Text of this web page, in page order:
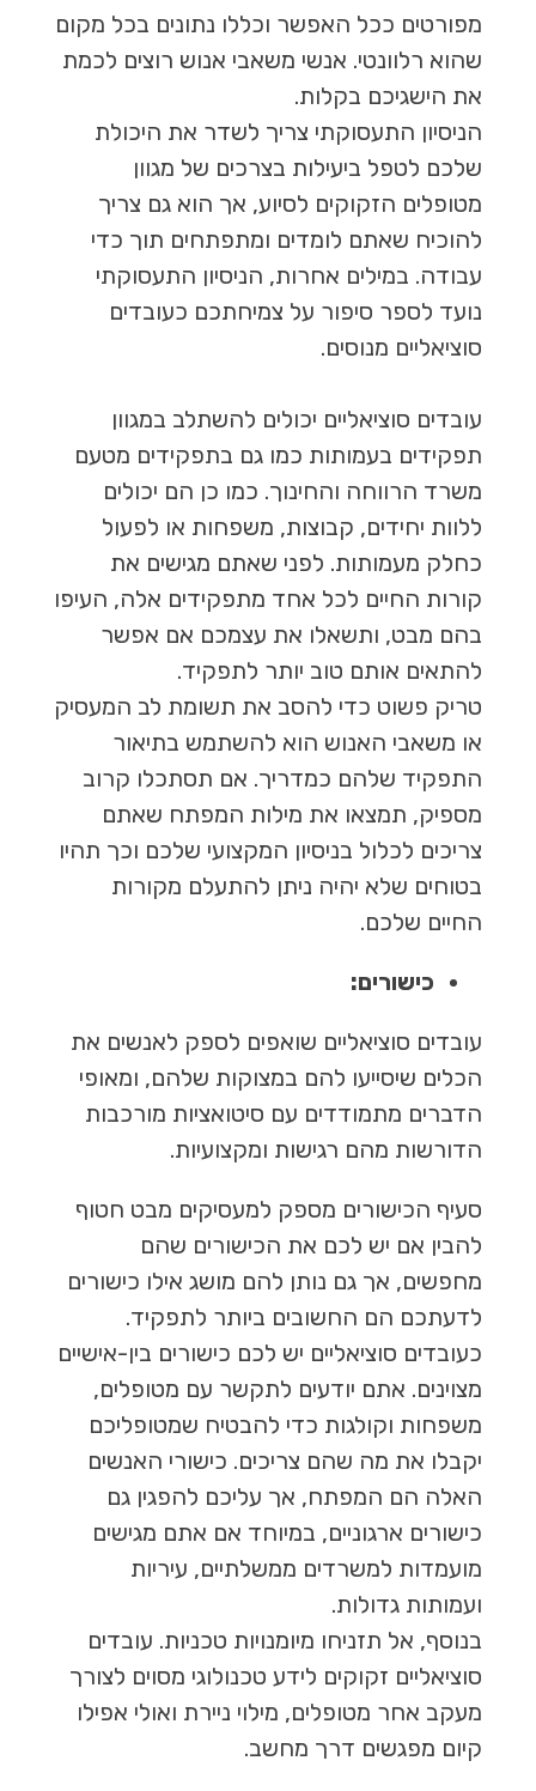
מפורטים ככל האפשר וכללו נתונים בכל מקום
שהוא רלוונטי. אנשי משאבי אנוש רוצים לכמת
את הישגיכם בקלות.
הניסיון התעסוקתי צריך לשדר את היכולת
שלכם לטפל ביעילות בצרכים של מגוון
מטופלים הזקוקים לסיוע, אך הוא גם צריך
להוכיח שאתם לומדים ומתפתחים תוך כדי
עבודה. במילים אחרות, הניסיון התעסוקתי
נועד לספר סיפור על צמיחתכם כעובדים
סוציאליים מנוסים.
עובדים סוציאליים יכולים להשתלב במגוון
תפקידים בעמותות כמו גם בתפקידים מטעם
משרד הרווחה והחינוך. כמו כן הם יכולים
ללוות יחידים, קבוצות, משפחות או לפעול
כחלק מעמותות. לפני שאתם מגישים את
קורות החיים לכל אחד מתפקידים אלה, העיפו
בהם מבט, ותשאלו את עצמכם אם אפשר
להתאים אותם טוב יותר לתפקיד.
טריק פשוט כדי להסב את תשומת לב המעסיק
או משאבי האנוש הוא להשתמש בתיאור
התפקיד שלהם כמדריך. אם תסתכלו קרוב
מספיק, תמצאו את מילות המפתח שאתם
צריכים לכלול בניסיון המקצועי שלכם וכך תהיו
בטוחים שלא יהיה ניתן להתעלם מקורות
החיים שלכם.
כישורים:
עובדים סוציאליים שואפים לספק לאנשים את
הכלים שיסייעו להם במצוקות שלהם, ומאופי
הדברים מתמודדים עם סיטואציות מורכבות
הדורשות מהם רגישות ומקצועיות.
סעיף הכישורים מספק למעסיקים מבט חטוף
להבין אם יש לכם את הכישורים שהם
מחפשים, אך גם נותן להם מושג אילו כישורים
לדעתכם הם החשובים ביותר לתפקיד.
כעובדים סוציאליים יש לכם כישורים בין-אישיים
מצוינים. אתם יודעים לתקשר עם מטופלים,
משפחות וקולגות כדי להבטיח שמטופליכם
יקבלו את מה שהם צריכים. כישורי האנשים
האלה הם המפתח, אך עליכם להפגין גם
כישורים ארגוניים, במיוחד אם אתם מגישים
מועמדות למשרדים ממשלתיים, עיריות
ועמותות גדולות.
בנוסף, אל תזניחו מיומנויות טכניות. עובדים
סוציאליים זקוקים לידע טכנולוגי מסוים לצורך
מעקב אחר מטופלים, מילוי ניירת ואולי אפילו
קיום מפגשים דרך מחשב.